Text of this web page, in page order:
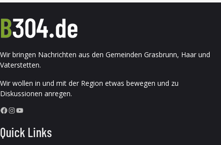
Wir bringen Nachrichten aus den Gemeinden Grasbrunn, Haar und
Vaterstetten.
Wir wollen in und mit der Region etwas bewegen und zu
Diskussionen anregen.
Facebook InstagramYouTube
Quick Links